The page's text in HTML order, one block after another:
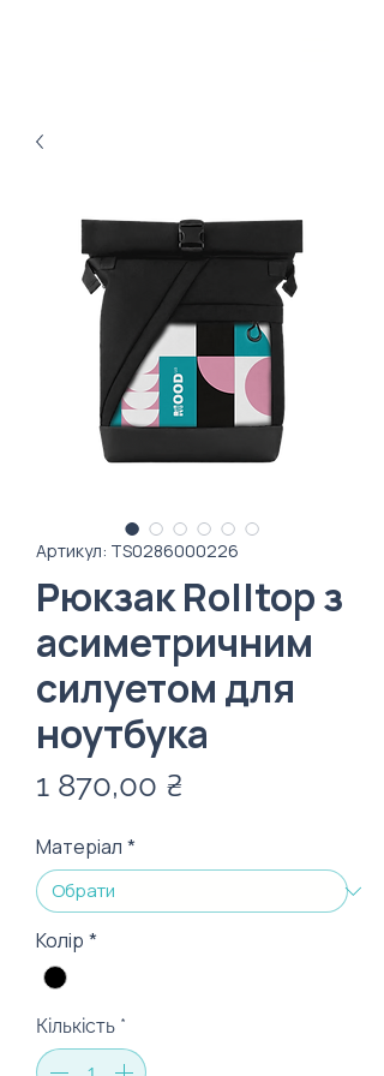
Артикул: TS0286000226
Рюкзак Rolltop з
асиметричним
силуетом для
ноутбука
1 870,00 ₴
Матеріал *
Колір *
Кількість *